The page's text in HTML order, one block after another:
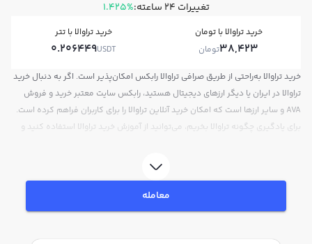
تغییرات ۲۴ ساعته: 1.425%
خرید تراوالا با تومان
38,423تومان
خرید تراوالا با تتر
0.206449USDT
خرید تراوالا به‌راحتی از طریق صرافی تراوالا رابکس امکان‌پذیر است. اگر به دنبال خرید
تراوالا در ایران یا دیگر ارزهای دیجیتال هستید، رابکس سایت معتبر خرید و فروش
AVA و سایر ارزها است که امکان خرید آنلاین تراوالا را برای کاربران فراهم کرده است.
برای یادگیری چگونه تراوالا بخریم، می‌توانید از آموزش خرید تراوالا استفاده کنید و
قیمت لحظه‌ای، نمودار و امکانات فروش تراوالا نیز در دسترس شما قرار دارد تا بتوانید
تصمیمات بهتری در معاملات خود بگیرید.
معامله